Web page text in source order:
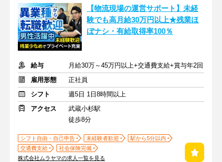
【物流現場の運営サポート】未経
験でも高月給30万円以上★残業ほ
ぼナシ・有給取得率100％
給与
月給30万～45万円以上+交通費支給+賞与年2回
雇用形態
正社員
シフト
週5日 1日8時間以上
アクセス
武蔵小杉駅
徒歩8分
シフト自由・自己申告 未経験者歓迎
駅から5分以内
交通費支給
社会保険完備
株式会社ムラヤマの求人一覧を見る